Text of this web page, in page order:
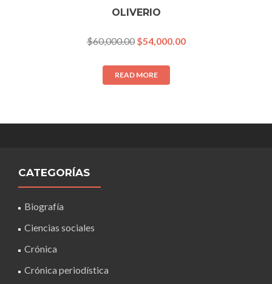
OLIVERIO
$60,000.00 $54,000.00
READ MORE
CATEGORÍAS
Biografía
Ciencias sociales
Crónica
Crónica periodística